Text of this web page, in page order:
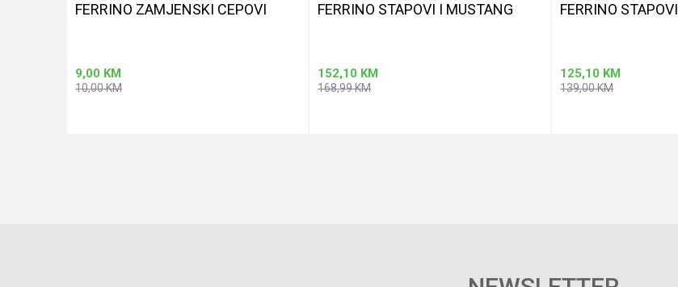
FERRINO ZAMJENSKI CEPOVI
9,00 KM
10,00KM
FERRINO STAPOVI I MUSTANG
152,10 KM
168,99KM
FERRINO STAPOVI
125,10 KM
139,00KM